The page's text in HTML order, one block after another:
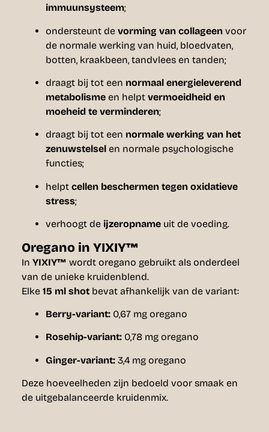
immuunsysteem;
ondersteunt de vorming van collageenvoor
de normale werking van huid, bloedvaten,
botten, kraakbeen, tandvlees en tanden;
draagt bij tot een normaal energieleverend
metabolismeen helpt vermoeidheid en
moeheid te verminderen;
draagt bij tot een normale werking van het
zenuwstelselen normale psychologische
functies;
helpt cellen beschermen tegen oxidatieve
stress;
verhoogt de ijzeropnameuit de voeding.
Oregano in YIXIY™
In YIXIY™ wordt oregano gebruikt als onderdeel
van de unieke kruidenblend.
Elke 15 ml shotbevat afhankelijk van de variant:
Berry-variant:0,67 mg oregano
Rosehip-variant:0,78 mg oregano
Ginger-variant:3,4 mg oregano
Deze hoeveelheden zijn bedoeld voor smaak en
de uitgebalanceerde kruidenmix.